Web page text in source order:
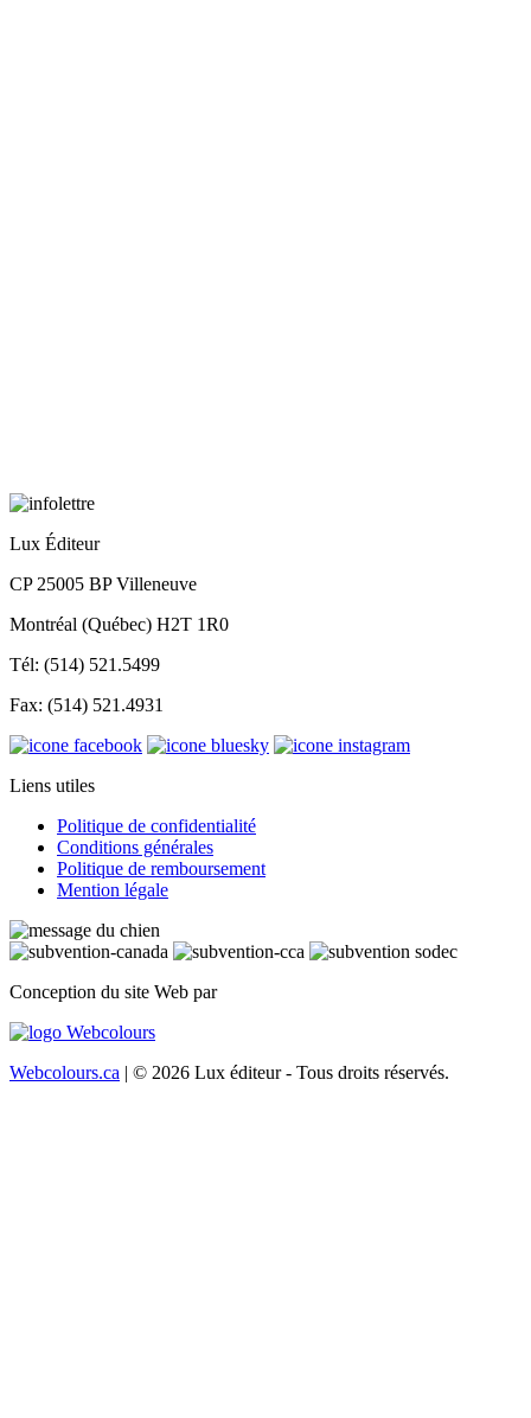
Lux Éditeur
CP 25005 BP Villeneuve
Montréal (Québec) H2T 1R0
Tél: (514) 521.5499
Fax: (514) 521.4931
Liens utiles
Politique de confidentialité
Conditions générales
Politique de remboursement
Mention légale
Conception du site Web par
Webcolours.ca | © 2026 Lux éditeur - Tous droits réservés.